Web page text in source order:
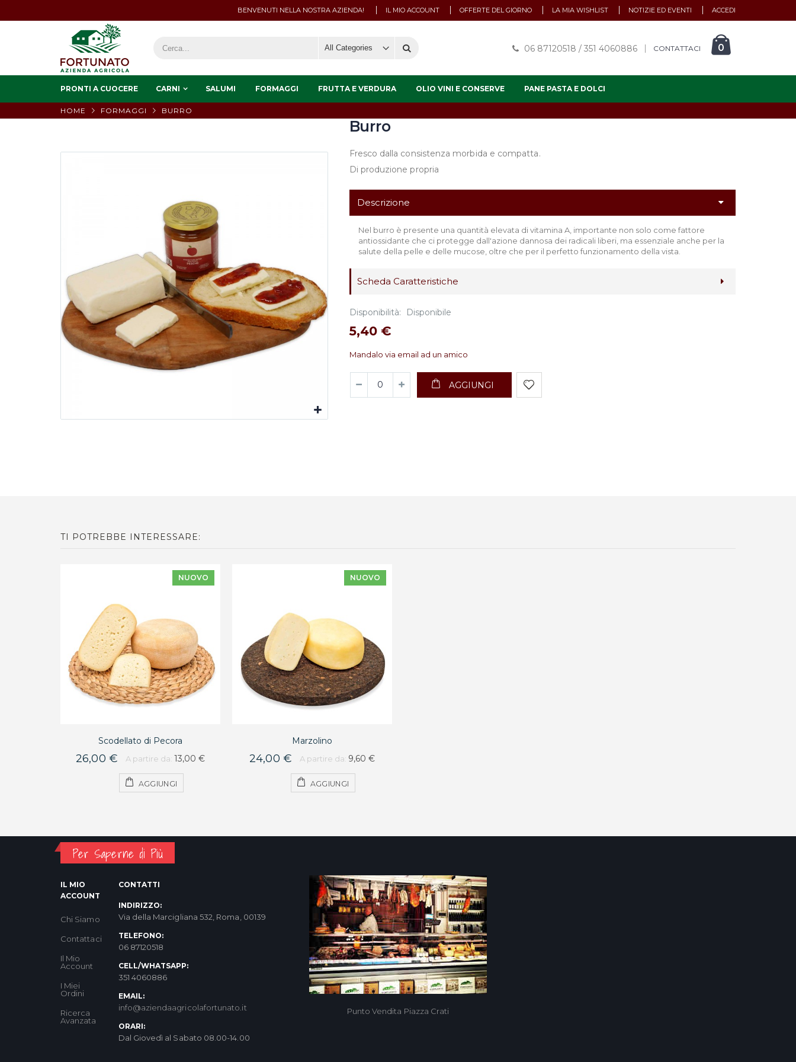
IL MIO ACCOUNT OFFERTE DEL GIORNO LA MIA WISHLIST NOTIZIE ED EVENTI ACCEDI
BENVENUTI NELLA NOSTRA AZIENDA!
06 87120518 / 351 4060886 CONTATTACI 0
PRONTI A CUOCERE CARNI SALUMI FORMAGGI FRUTTA E VERDURA OLIO VINI E CONSERVE PANE PASTA E DOLCI
HOME FORMAGGI BURRO
Burro
Fresco dalla consistenza morbida e compatta.
Di produzione propria
Descrizione
Nel burro è presente una quantità elevata di vitamina A, importante non solo come fattore
antiossidante che ci protegge dall'azione dannosa dei radicali liberi, ma essenziale anche per la
salute della pelle e delle mucose, oltre che per il perfetto funzionamento della vista.
Scheda Caratteristiche
Disponibilità: Disponibile
5,40 €
Mandalo via email ad un amico
AGGIUNGI
TI POTREBBE INTERESSARE:
NUOVO
Scodellato di Pecora
26,00 € A partire da: 13,00 €
AGGIUNGI
NUOVO
Marzolino
24,00 € A partire da: 9,60 €
AGGIUNGI
Per Saperne di Più
IL MIO
ACCOUNT
Chi Siamo
Contattaci
Il Mio
Account
I Miei
Ordini
Ricerca
Avanzata
CONTATTI
INDIRIZZO:
Via della Marcigliana 532, Roma, 00139
TELEFONO:
06 87120518
CELL/WHATSAPP:
351 4060886
EMAIL:
info@aziendaagricolafortunato.it
ORARI:
Dal Giovedì al Sabato 08.00-14.00
Punto Vendita Piazza Crati